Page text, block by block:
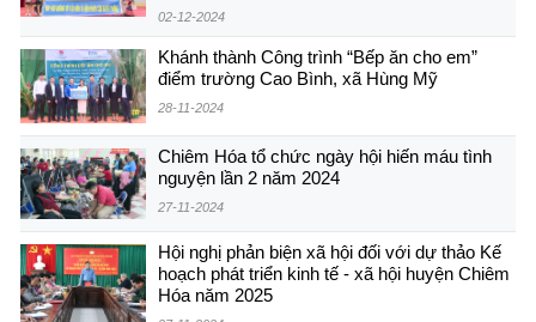
02-12-2024
Khánh thành Công trình “Bếp ăn cho em”
điểm trường Cao Bình, xã Hùng Mỹ
28-11-2024
Chiêm Hóa tổ chức ngày hội hiến máu tình
nguyện lần 2 năm 2024
27-11-2024
Hội nghị phản biện xã hội đối với dự thảo Kế
hoạch phát triển kinh tế - xã hội huyện Chiêm
Hóa năm 2025